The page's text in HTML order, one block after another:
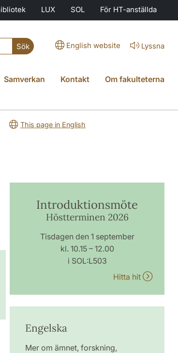
LUX SOL För HT-anställda
Sök English website Lyssna
Samverkan Kontakt Om fakulteterna
This page in English
Introduktionsmöte
Höstterminen 2026
Tisdagen den 1 september
kl. 10.15 – 12.00
i SOL:L503
Hitta hit
Engelska
Mer om ämnet, forskning,